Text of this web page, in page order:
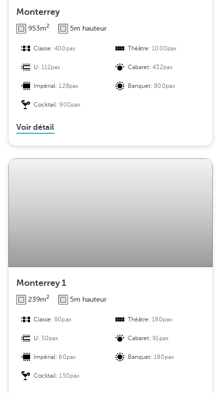
Monterrey
953m2 5m hauteur
Classe:400pax Théâtre:1000pax
U:112pax Cabaret:432pax
Impérial:128pax Banquet:800pax
Cocktail:900pax
Voir détail
Monterrey 1
239m2 5m hauteur
Classe:80pax Théâtre:180pax
U: 50pax Cabaret:91pax
Impérial:60pax Banquet:180pax
Cocktail:150pax